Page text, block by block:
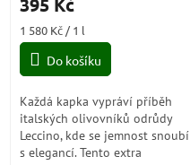
Měrná
cena:
1 580 Kč / 1 l
Do košíku
Každá kapka vypráví příběh
italských olivovníků odrůdy
Leccino, kde se jemnost snoubí
s elegancí. Tento extra